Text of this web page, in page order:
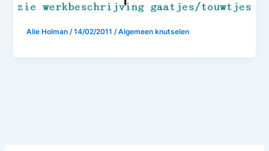
Alie Holman/14/02/2011/Algemeen knutselen